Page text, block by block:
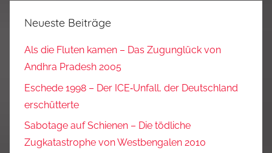
Neueste Beiträge
Als die Fluten kamen – Das Zugunglück von
Andhra Pradesh 2005
Eschede 1998 – Der ICE‑Unfall, der Deutschland
erschütterte
Sabotage auf Schienen – Die tödliche
Zugkatastrophe von Westbengalen 2010